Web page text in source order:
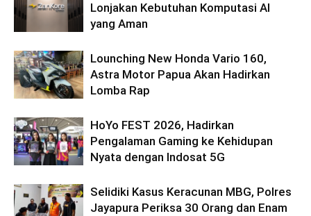
Lonjakan Kebutuhan Komputasi AI
yang Aman
Lounching New Honda Vario 160,
Astra Motor Papua Akan Hadirkan
Lomba Rap
HoYo FEST 2026, Hadirkan
Pengalaman Gaming ke Kehidupan
Nyata dengan Indosat 5G
Selidiki Kasus Keracunan MBG, Polres
Jayapura Periksa 30 Orang dan Enam